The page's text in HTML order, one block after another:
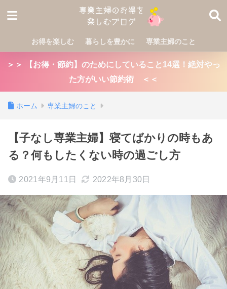
お得を楽しむ 暮らしを豊かに 専業主婦のこと
＞＞ 【お得・節約】のためにしていること14選！絶対やっ
た方がいい節約術 ＜＜
ホーム 専業主婦のこと
【子なし専業主婦】寝てばかりの時もあ
る？何もしたくない時の過ごし方
2021年9月11日 2022年8月30日